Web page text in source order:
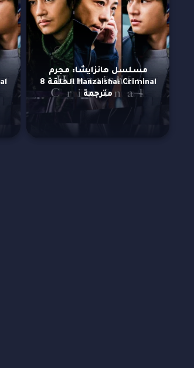
مسلسل هانزايشا: مجرم
Hanzaisha: Criminal الحلقة 8
مترجمة